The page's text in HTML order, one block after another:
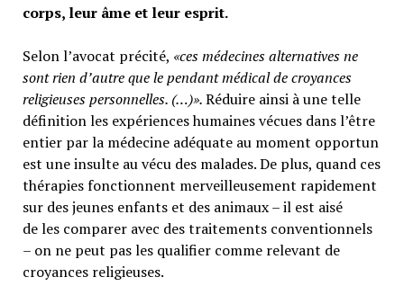
corps, leur âme et leur esprit.
Selon l’avocat précité, «ces médecines alternatives ne
sont rien d’autre que le pendant médical de croyances
religieuses personnelles. (…)».Réduire ainsi à une telle
définition les expériences humaines vécues dans l’être
entier par la médecine adéquate au moment opportun
est une insulte au vécu des malades. De plus, quand ces
thérapies fonctionnent merveilleusement rapidement
sur des jeunes enfants et des animaux – il est aisé
de les comparer avec des traitements conventionnels
– on ne peut pas les qualifier comme relevant de
croyances religieuses.